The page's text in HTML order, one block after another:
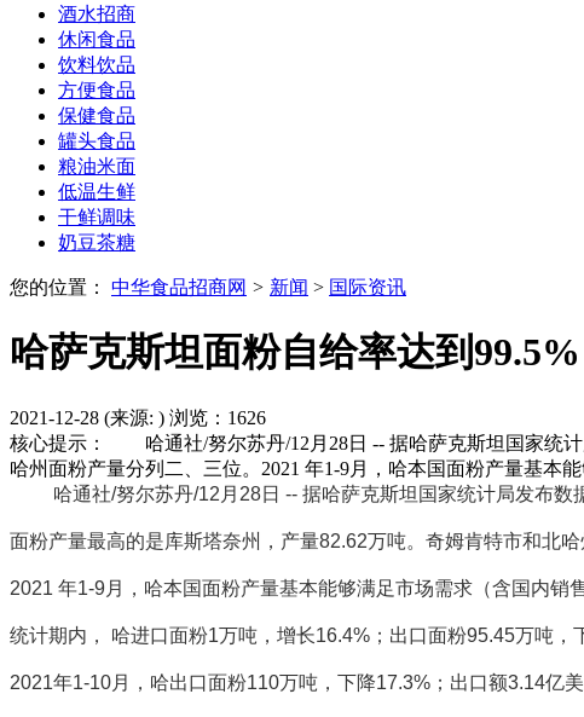
酒水招商
休闲食品
饮料饮品
方便食品
保健食品
罐头食品
粮油米面
低温生鲜
干鲜调味
奶豆茶糖
您的位置： 中华食品招商网 > 新闻 > 国际资讯
哈萨克斯坦面粉自给率达到99.5%
2021-12-28 (来源: ) 浏览： 1626
核心提示： 哈通社/努尔苏丹/12月28日 -- 据哈萨克斯坦国家统计
哈州面粉产量分列二、三位。2021 年1-9月，哈本国面粉产量基本
哈通社/努尔苏丹/12月28日 -- 据哈萨克斯坦国家统计局发布数
面粉产量最高的是库斯塔奈州，产量82.62万吨。奇姆肯特市和北哈
2021 年1-9月，哈本国面粉产量基本能够满足市场需求（含国内销
统计期内， 哈进口面粉1万吨，增长16.4%；出口面粉95.45万吨
2021年1-10月，哈出口面粉110万吨，下降17.3%；出口额3.14亿美